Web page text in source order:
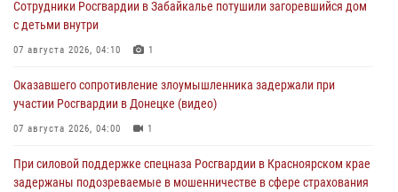
Сотрудники Росгвардии в Забайкалье потушили загоревшийся дом
с детьми внутри
07 августа 2026, 04:10 1
Оказавшего сопротивление злоумышленника задержали при
участии Росгвардии в Донецке (видео)
07 августа 2026, 04:00 1
При силовой поддержке спецназа Росгвардии в Красноярском крае
задержаны подозреваемые в мошенничестве в сфере страхования